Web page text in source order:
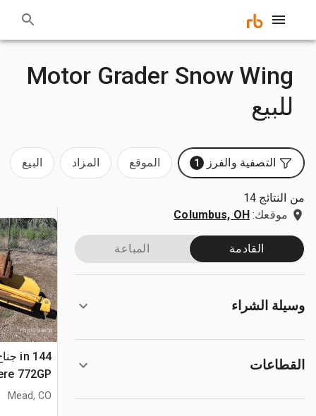
Motor Grader Snow Wing
للبيع
التصفية والفرز 1 الموقع المزاد البيع
من النتائج 14
موقعك: Columbus, OH
القادمة المباعة
وسيلة الشراء
القطاعات
772GP
Mead, CO